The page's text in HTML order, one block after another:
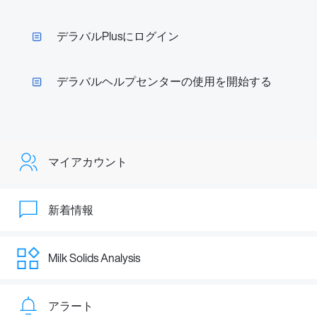
デラバルPlusにログイン
デラバルヘルプセンターの使用を開始する
マイアカウント
新着情報
Milk Solids Analysis
アラート